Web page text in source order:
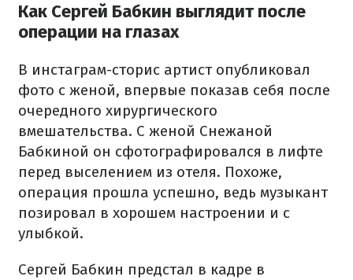
Как Сергей Бабкин выглядит после
операции на глазах
В инстаграм-сторис артист опубликовал
фото с женой, впервые показав себя после
очередного хирургического
вмешательства. С женой Снежаной
Бабкиной он сфотографировался в лифте
перед выселением из отеля. Похоже,
операция прошла успешно, ведь музыкант
позировал в хорошем настроении и с
улыбкой.
Сергей Бабкин предстал в кадре в